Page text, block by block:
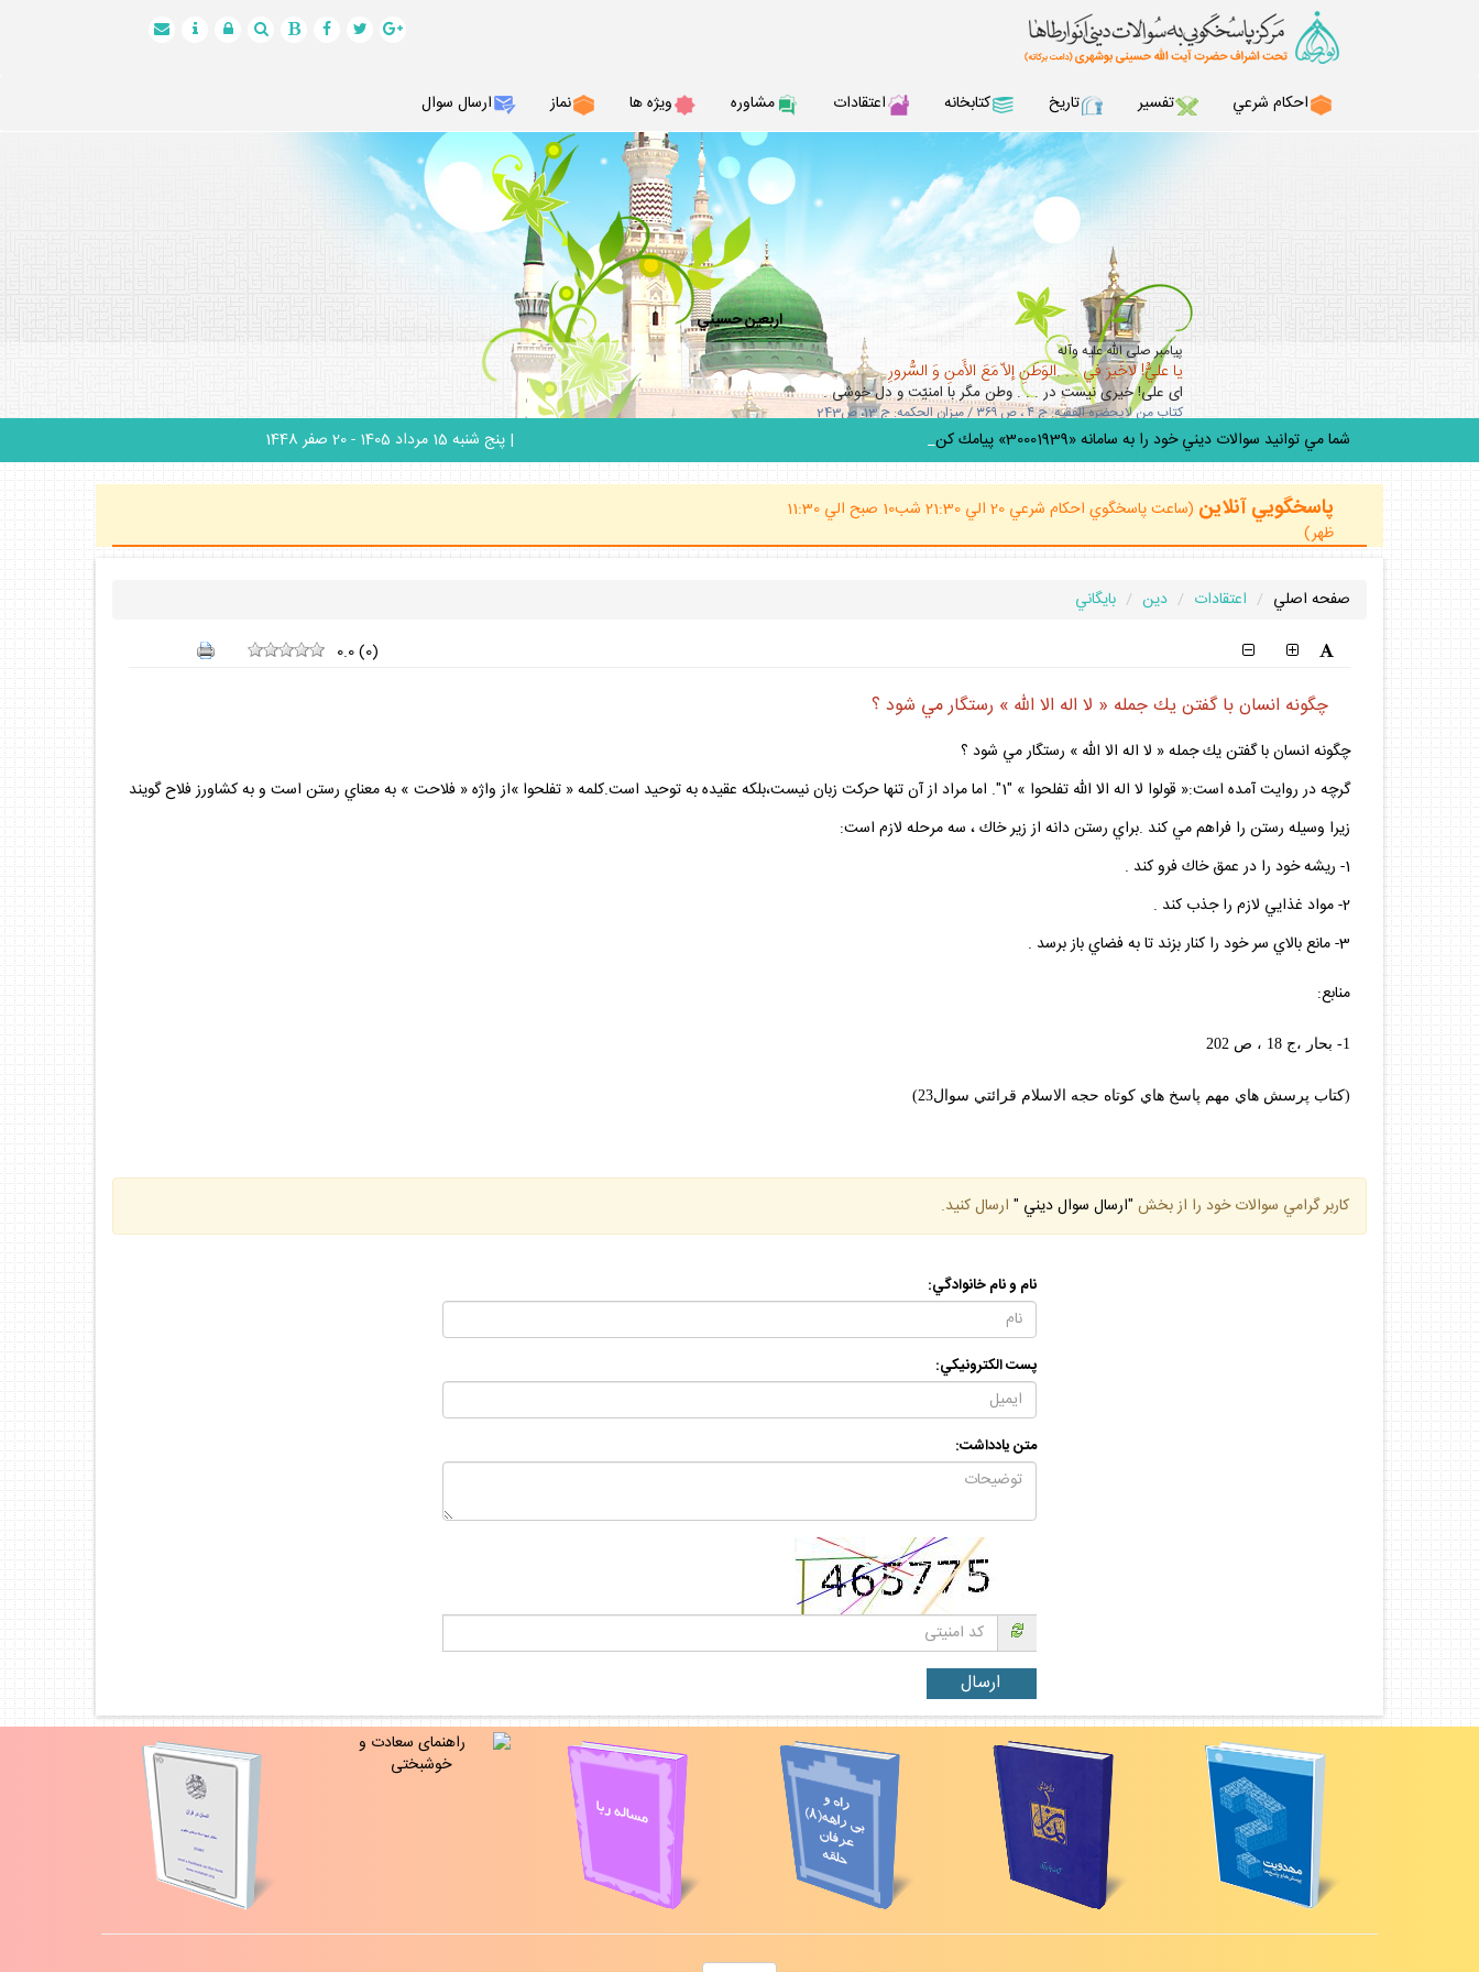
احكام شرعي تفسير تاريخ كتابخانه اعتقادات مشاوره ويژه ها نماز ارسال سوال
اربعين حسيني
پيامبر صلى‏ الله ‏عليه‏ و‏آله
يا عليُّ! لاخَيرَ في . . .الوَطَنِ إلاّ مَعَ الأَمنِ وَ السُّرورِ
اى على! خيرى نيست در . . . وطن مگر با امنيّت و دل خوشى .
كتاب من لايحضره الفقيه: ج ۴ ، ص ۳۶۹ / ميزان الحكمه: ج 13، ص243
شما مي توانيد سوالات ديني خود را به سامانه «30001939» پيامك كنيد. | پنج شنبه 15 مرداد 1405 - 20 صفر 1448
پاسخگويي آنلاين
(ساعت پاسخگوي احكام شرعي 20 الي 21:30 شب10 صبح الي 11:30
ظهر)
صفحه اصلي اعتقادات دين
بايگاني
0.0(0)
چگونه انسان با گفتن يك جمله « لا اله الا الله » رستگار مي شود ؟
چگونه انسان با گفتن يك جمله « لا اله الا الله » رستگار مي شود ؟
گرچه در روايت آمده است:« قولوا لا اله الا الله تفلحوا » "1". اما مراد از آن تنها حركت زبان نيست،بلكه عقيده به توحيد است.كلمه « تفلحوا »از واژه « فلاحت » به معناي رستن است و به كشاورز فلاح گويند
زيرا وسيله رستن را فراهم مي كند .براي رستن دانه از زير خاك ، سه مرحله لازم است:
1- ريشه خود را در عمق خاك فرو كند .
2- مواد غذايي لازم را جذب كند .
3- مانع بالاي سر خود را كنار بزند تا به فضاي باز برسد .
منابع:
1- بحار ،ج 18 ، ص 202
(كتاب پرسش هاي مهم پاسخ هاي كوتاه حجه الاسلام قرائتي سوال23)
كاربر گرامي سوالات خود را از بخش "ارسال سوال ديني " ارسال كنيد.
نام و نام خانوادگي:
پست الكترونيكي:
متن يادداشت: